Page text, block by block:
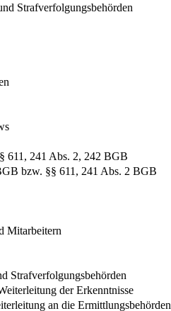
Strafverfolgungsbehörden
611, 241 Abs. 2, 242 BGB
bzw. §§ 611, 241 Abs. 2 BGB
Mitarbeitern
Strafverfolgungsbehörden
der Erkenntnisse
an die Ermittlungsbehörden